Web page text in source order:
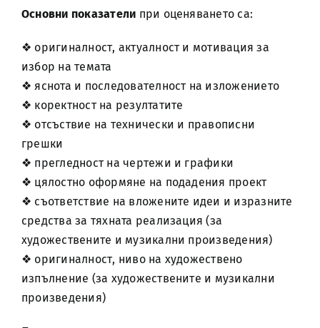
Основни показатели при оценяването са:
❖ оригиналност, актуалност и мотивация за
избор на темата
❖ яснота и последователност на изложението
❖ коректност на резултатите
❖ отсъствие на технически и правописни
грешки
❖ прегледност на чертежи и графики
❖ цялостно оформяне на подадения проект
❖ съответствие на вложените идеи и изразните
средства за тяхната реализация (за
художествените и музикални произведения)
❖ оригиналност, ниво на художествено
изпълнение (за художествените и музикални
произведения)